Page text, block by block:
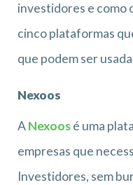
investidores e como
cinco plataformas
que podem ser
Nexoos
ANexoosé uma
empresas que
Investidores, sem